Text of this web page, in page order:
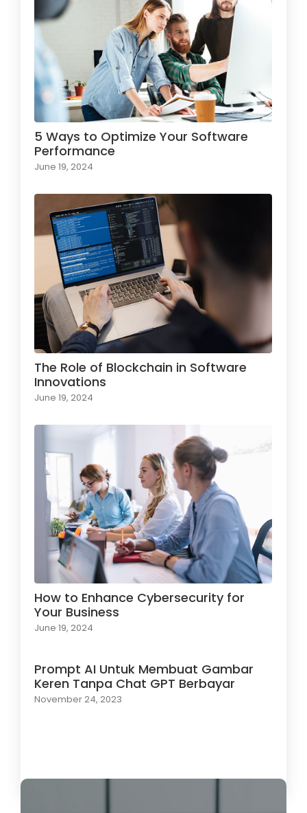
5 Ways to Optimize Your Software
Performance
June 19, 2024
The Role of Blockchain in Software
Innovations
June 19, 2024
How to Enhance Cybersecurity for
Your Business
June 19, 2024
Prompt AI Untuk Membuat Gambar
Keren Tanpa Chat GPT Berbayar
November 24, 2023